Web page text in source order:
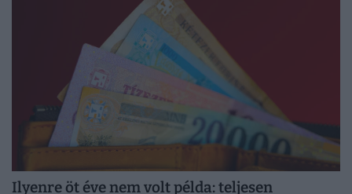
Ilyenre öt éve nem volt példa: teljesen